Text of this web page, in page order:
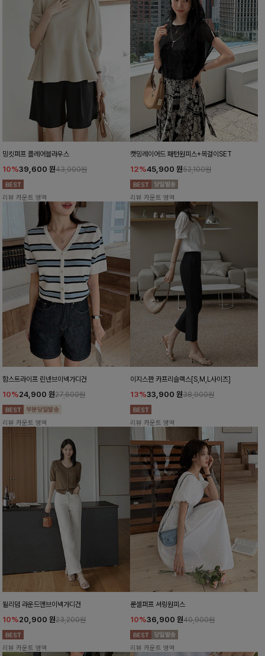
밍킷퍼프 플레어블라우스
10%39,600 원43,900원
리뷰 카운트 영역
캣밍레이어드 패턴원피스+목걸이SET
12%45,900 원52,100원
리뷰 카운트 영역
함스트라이프 린넨브이넥가디건
10%24,900 원27,600원
리뷰 카운트 영역
이지스판 카프리슬랙스[S,M,L사이즈]
13%33,900 원38,900원
리뷰 카운트 영역
윌리덤 라운드앤브이넥가디건
10%20,900 원23,200원
리뷰 카운트 영역
룬셀퍼프 셔링원피스
10%36,900 원40,900원
리뷰 카운트 영역